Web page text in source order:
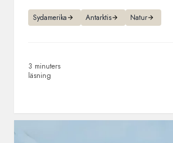
Sydamerika Antarktis Natur
3 minuters
läsning